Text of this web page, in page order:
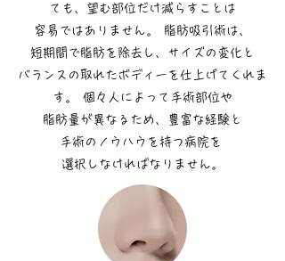
ても、望む部位だけ減らすことは
容易ではありません。 脂肪吸引術は、
短期間で脂肪を除去し、サイズの変化と
バランスの取れたボディーを仕上げてくれま
す。 個々人によって手術部位や
脂肪量が異なるため、豊富な経験と
手術のノウハウを持つ病院を
選択しなければなりません。